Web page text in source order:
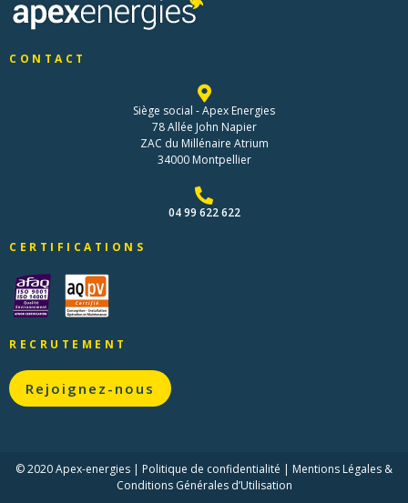
CONTACT
Siège social - Apex Energies
78 Allée John Napier
ZAC du Millénaire Atrium
34000 Montpellier
04 99 622 622
CERTIFICATIONS
RECRUTEMENT
Rejoignez-nous
© 2020 Apex-energies | Politique de confidentialité | Mentions Légales &
Conditions Générales d’Utilisation